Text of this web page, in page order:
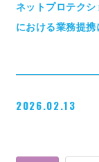
ネットプロテク
における業務提
2026.02.13